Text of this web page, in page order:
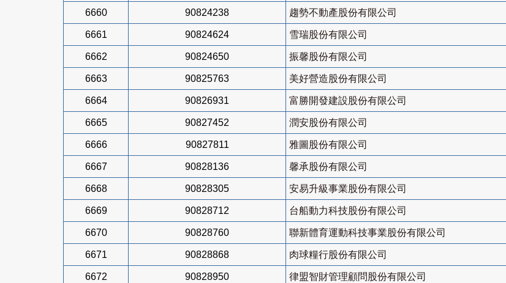
6660 90824238 趨勢不動產股份有限公司
6661 90824624 雪瑞股份有限公司
6662 90824650 振馨股份有限公司
6663 90825763 美好營造股份有限公司
6664 90826931 富勝開發建設股份有限公司
6665 90827452 潤安股份有限公司
6666 90827811 雅圖股份有限公司
6667 90828136 馨承股份有限公司
6668 90828305 安易升級事業股份有限公司
6669 90828712 台船動力科技股份有限公司
6670 90828760 聯新體育運動科技事業股份有限公司
6671 90828868 肉球糧行股份有限公司
6672 90828950 律盟智財管理顧問股份有限公司